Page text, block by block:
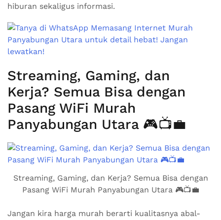
hiburan sekaligus informasi.
Streaming, Gaming, dan
Kerja? Semua Bisa dengan
Pasang WiFi Murah
Panyabungan Utara 🎮📺💼
Streaming, Gaming, dan Kerja? Semua Bisa dengan
Pasang WiFi Murah Panyabungan Utara 🎮📺💼
Jangan kira harga murah berarti kualitasnya abal-